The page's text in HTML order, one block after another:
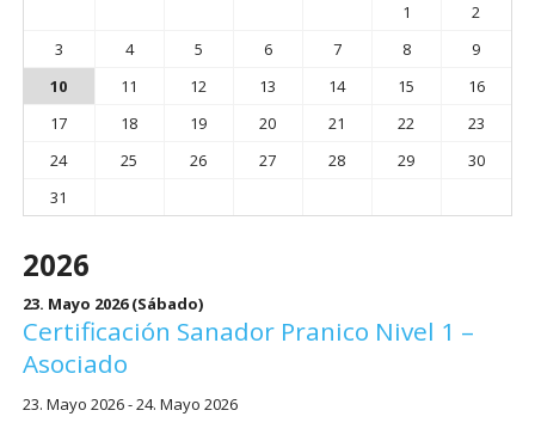
1
2
3
4 5 6 7 8
9
10
11 12 13 14 15
16
17
18 19 20 21 22
23
24
25 26 27 28 29
30
31
2026
23. Mayo 2026 (Sábado)
Certificación Sanador Pranico Nivel 1 –
Asociado
23. Mayo 2026 - 24. Mayo 2026